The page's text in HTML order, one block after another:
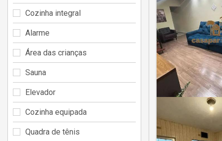
Cozinha integral
Alarme
Área das crianças
Sauna
Elevador
Cozinha equipada
Quadra de tênis